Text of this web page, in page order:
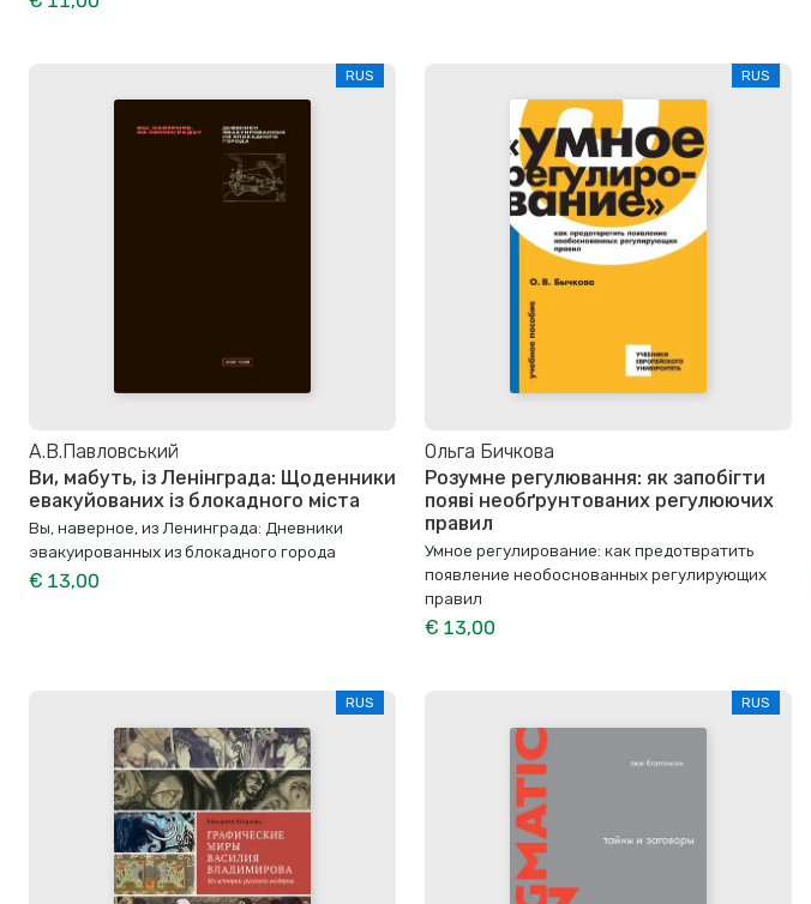
RUS
А.В.Павловський
Ви, мабуть, із Ленінграда: Щоденники
евакуйованих із блокадного міста
Вы, наверное, из Ленинграда: Дневники
эвакуированных из блокадного города
€ 13,00
RUS
Ольга Бичкова
Розумне регулювання: як запобігти
появі необґрунтованих регулюючих
правил
Умное регулирование: как предотвратить
появление необоснованных регулирующих
правил
€ 13,00
RUS RUS